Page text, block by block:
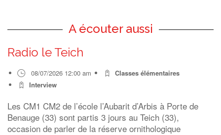
A écouter aussi
Radio le Teich
08/07/2026 12:00 am
Classes élémentaires
Interview
Les CM1 CM2 de l’école l’Aubarit d’Arbis à Porte de
Benauge (33) sont partis 3 jours au Teich (33),
occasion de parler de la réserve ornithologique